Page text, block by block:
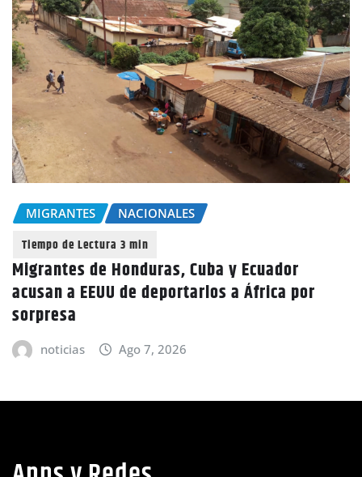
MIGRANTES NACIONALES
Migrantes de Honduras, Cuba y Ecuador
acusan a EEUU de deportarlos a África por
sorpresa
noticias Ago 7, 2026